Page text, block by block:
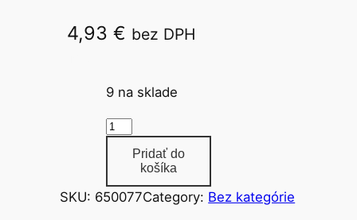
4,93€ bez DPH
9 na sklade
m
ž
Pridať do
košíka
SKU: 650077Category: Bez kategórie